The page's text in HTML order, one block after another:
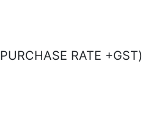
RATE +GST)